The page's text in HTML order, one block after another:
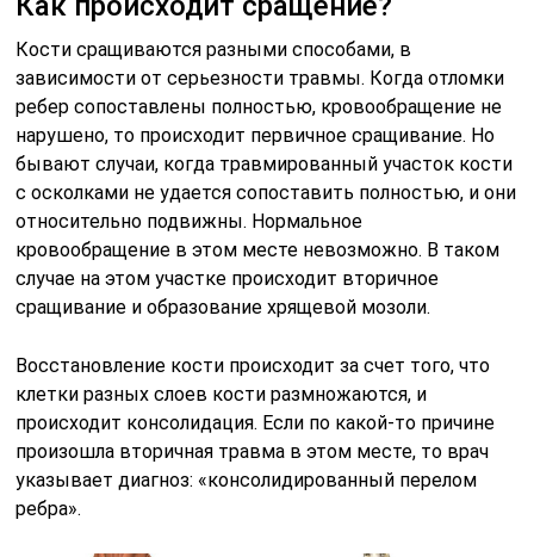
Кости сращиваются разными способами, в
зависимости от серьезности травмы. Когда отломки
ребер сопоставлены полностью, кровообращение не
нарушено, то происходит первичное сращивание. Но
бывают случаи, когда травмированный участок кости
с осколками не удается сопоставить полностью, и они
относительно подвижны. Нормальное
кровообращение в этом месте невозможно. В таком
случае на этом участке происходит вторичное
сращивание и образование хрящевой мозоли.
Восстановление кости происходит за счет того, что
клетки разных слоев кости размножаются, и
происходит консолидация. Если по какой-то причине
произошла вторичная травма в этом месте, то врач
указывает диагноз: «консолидированный перелом
ребра».